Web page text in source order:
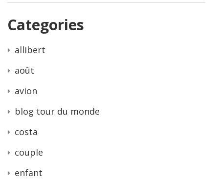
Categories
allibert
août
avion
blog tour du monde
costa
couple
enfant